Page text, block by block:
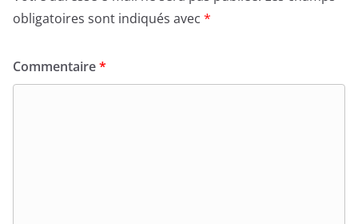
obligatoires sont indiqués avec *
Commentaire*